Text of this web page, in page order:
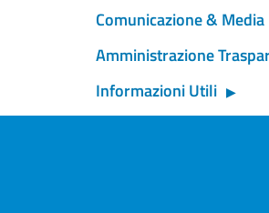
Comunicazione & Media
Amministrazione
Informazioni Utili